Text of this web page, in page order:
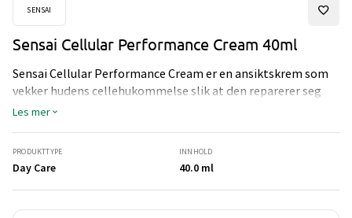
SENSAI
Sensai Cellular Performance Cream 40ml
Sensai Cellular Performance Cream er en ansiktskrem som
vekker hudens cellehukommelse slik at den reparerer seg
selv hurtigere. Kremen strammer opp huden, motvirker
Les mer
PRODUKTTYPE
Day Care
INNHOLD
40.0 ml